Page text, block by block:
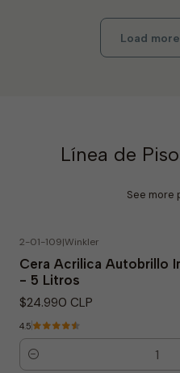
Load
Línea de
See more
2-01-109|Winkler
Cera Acrilica Autobrillo
- 5 Litros
$24.990 CLP
4.5
Quantity